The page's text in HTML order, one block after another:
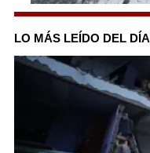
1
of
6
minutes,
44
seconds
LO MÁS LEÍDO DEL DÍA